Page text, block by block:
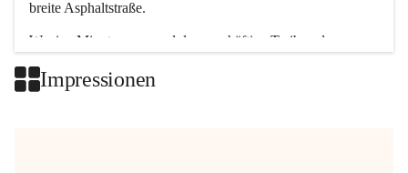
breite Asphaltstraße.
Wenige Minuten nur, und das geschäftige Treiben der
Impressionen